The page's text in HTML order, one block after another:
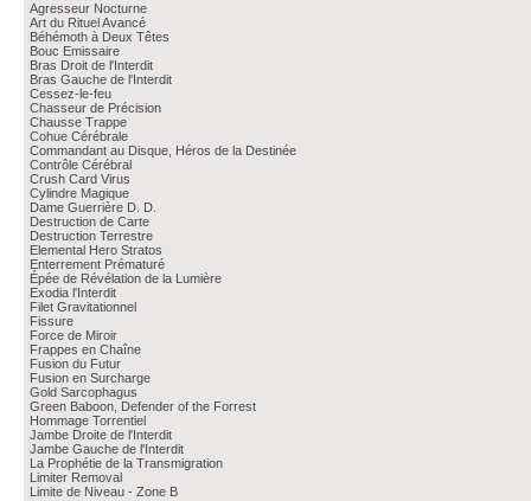
Agresseur Nocturne
Art du Rituel Avancé
Béhémoth à Deux Têtes
Bouc Emissaire
Bras Droit de l'Interdit
Bras Gauche de l'Interdit
Cessez-le-feu
Chasseur de Précision
Chausse Trappe
Cohue Cérébrale
Commandant au Disque, Héros de la Destinée
Contrôle Cérébral
Crush Card Virus
Cylindre Magique
Dame Guerrière D. D.
Destruction de Carte
Destruction Terrestre
Elemental Hero Stratos
Enterrement Prématuré
Épée de Révélation de la Lumière
Exodia l'Interdit
Filet Gravitationnel
Fissure
Force de Miroir
Frappes en Chaîne
Fusion du Futur
Fusion en Surcharge
Gold Sarcophagus
Green Baboon, Defender of the Forrest
Hommage Torrentiel
Jambe Droite de l'Interdit
Jambe Gauche de l'Interdit
La Prophétie de la Transmigration
Limiter Removal
Limite de Niveau - Zone B